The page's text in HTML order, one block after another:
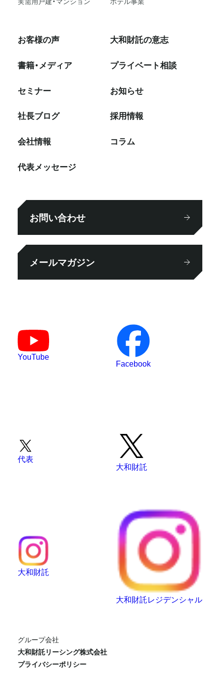
お客様の声
書籍・メディア
セミナー
社⻑ブログ
会社情報
代表メッセージ
大和財託の意志
プライベート相談
お知らせ
採⽤情報
コラム
お問い合わせ
メールマガジン
YouTube
Facebook
代表
大和財託
大和財託
大和財託レジデンシャル
グループ会社
大和財託リーシング株式会社
プライバシーポリシー